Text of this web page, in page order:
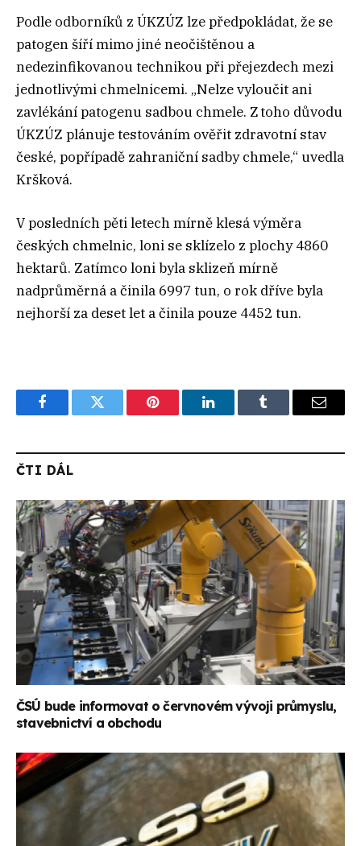
Podle odborníků z ÚKZÚZ lze předpokládat, že se
patogen šíří mimo jiné neočištěnou a
nedezinfikovanou technikou při přejezdech mezi
jednotlivými chmelnicemi. „Nelze vyloučit ani
zavlékání patogenu sadbou chmele. Z toho důvodu
ÚKZÚZ plánuje testováním ověřit zdravotní stav
české, popřípadě zahraniční sadby chmele,“ uvedla
Kršková.
V posledních pěti letech mírně klesá výměra
českých chmelnic, loni se sklízelo z plochy 4860
hektarů. Zatímco loni byla sklizeň mírně
nadprůměrná a činila 6997 tun, o rok dříve byla
nejhorší za deset let a činila pouze 4452 tun.
FacebookTwitter Pinterest LinkedInTumblr Email
ČTI DÁL
ČSÚ bude informovat o červnovém vývoji průmyslu,
stavebnictví a obchodu